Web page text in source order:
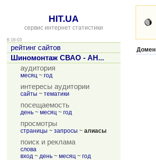
HIT.UA
сервис интернет статистики
6:16:03
рейтинг сайтов
Шиномонтаж СВАО - АН...
аудитория
месяц ~ год
интересы аудитории
сайты ~ тематики
посещаемость
день ~ месяц ~ год
просмотры
страницы ~ запросы ~ алиасы
поиск и реклама
слова
вход ~ день ~ месяц ~ год
Домен